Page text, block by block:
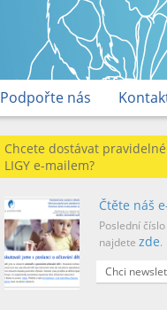
Podpořte nás
Chcete dostávat
LIGY e-mailem?
Čtěte náš
Poslední
najdete zde.
Chci